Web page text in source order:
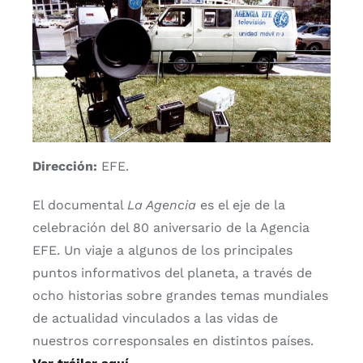
Dirección: EFE.
El documental La Agencia es el eje de la
celebración del 80 aniversario de la Agencia
EFE. Un viaje a algunos de los principales
puntos informativos del planeta, a través de
ocho historias sobre grandes temas mundiales
de actualidad vinculados a las vidas de
nuestros corresponsales en distintos países.